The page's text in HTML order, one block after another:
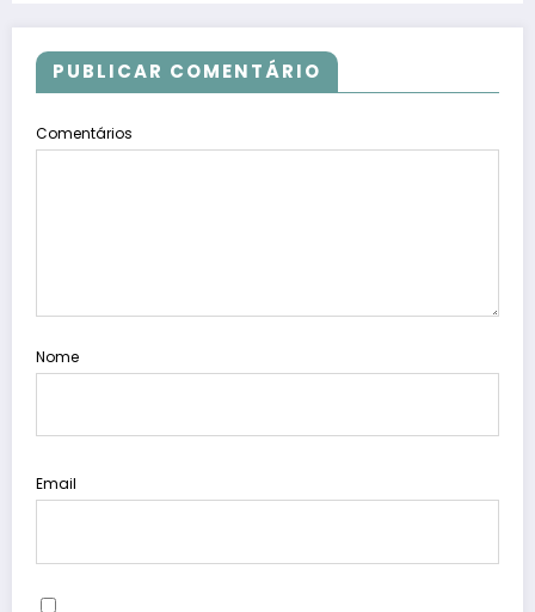
PUBLICAR COMENTÁRIO
Comentários
Nome
Email